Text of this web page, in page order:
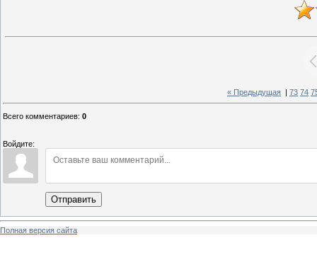
« Предыдущая 73 74
Всего комментариев: 0
Войдите:
Отправить
Полная версия сайта